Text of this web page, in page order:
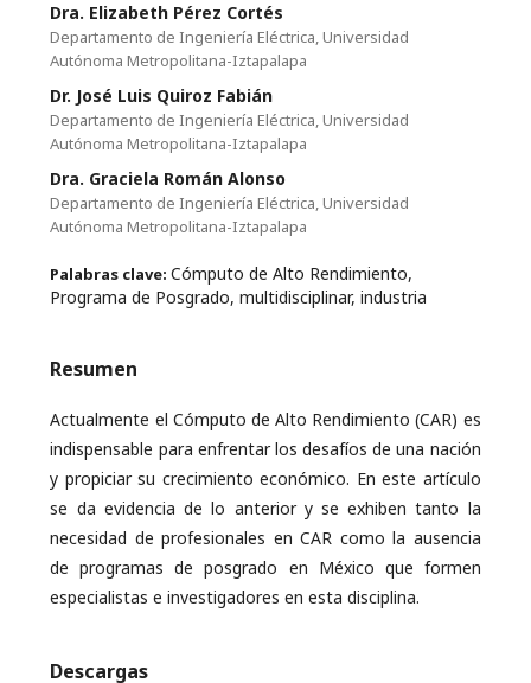
Dra. Elizabeth Pérez Cortés
Departamento de Ingeniería Eléctrica, Universidad
Autónoma Metropolitana-Iztapalapa
Dr. José Luis Quiroz Fabián
Departamento de Ingeniería Eléctrica, Universidad
Autónoma Metropolitana-Iztapalapa
Dra. Graciela Román Alonso
Departamento de Ingeniería Eléctrica, Universidad
Autónoma Metropolitana-Iztapalapa
Palabras clave:Cómputo de Alto Rendimiento,
Programa de Posgrado, multidisciplinar, industria
Resumen
Actualmente el Cómputo de Alto Rendimiento (CAR) es
indispensable para enfrentar los desafíos de una nación
y propiciar su crecimiento económico. En este artículo
se da evidencia de lo anterior y se exhiben tanto la
necesidad de profesionales en CAR como la ausencia
de programas de posgrado en México que formen
especialistas e investigadores en esta disciplina.
Descargas